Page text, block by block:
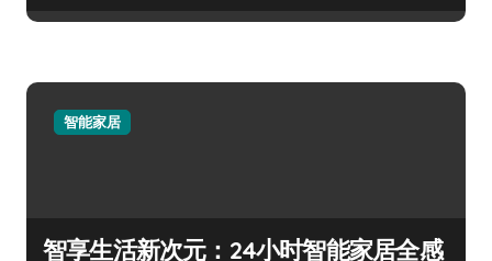
智能家居
智享生活新次元：24小时智能家居全感